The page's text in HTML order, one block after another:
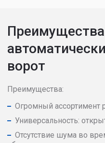
ворот
Преимущества:
Огромный ассортимент
Универсальность:
Отсутствие шума во